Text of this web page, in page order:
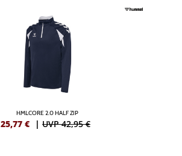
HMLCORE 2.0 HALF ZIP
25,77 € | UVP 42,95 €